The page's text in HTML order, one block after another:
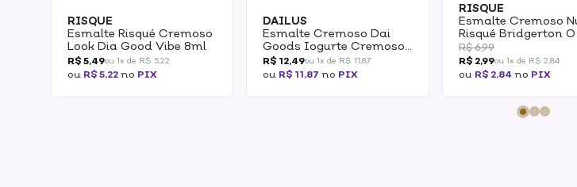
RISQUE
Esmalte Risqué Cremoso
Look Dia Good Vibe 8ml
R$ 5,49ou 1x de R$ 5,22
ou R$ 5,22 no PIX
DAILUS
Esmalte Cremoso Dai
Goods Iogurte Cremoso
8ml
R$ 12,49ou 1x de R$ 11,87
ou R$ 11,87 no PIX
RISQUE
Esmalte Cremoso
Risqué Bridgerton O
Cobiçado 8ml
R$ 6,99
R$ 2,99ou 1x de R$ 2,84
ou R$ 2,84 no PIX